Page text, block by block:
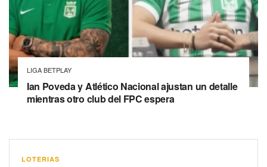
LIGA BETPLAY
Ian Poveda y Atlético Nacional ajustan un detalle
mientras otro club del FPC espera
LOTERIAS